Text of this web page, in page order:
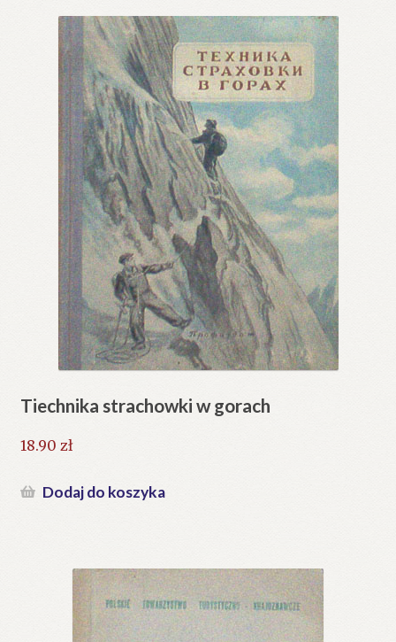
Tiechnika strachowki w gorach
18.90 zł
Dodaj do koszyka